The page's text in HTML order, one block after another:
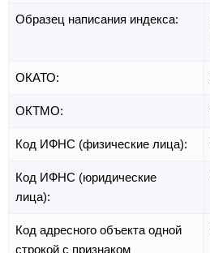
Образец написания индекса:
ОКАТО:
ОКТМО:
Код ИФНС (физические лица):
Код ИФНС (юридические
лица):
Код адресного объекта одной
строкой с признаком